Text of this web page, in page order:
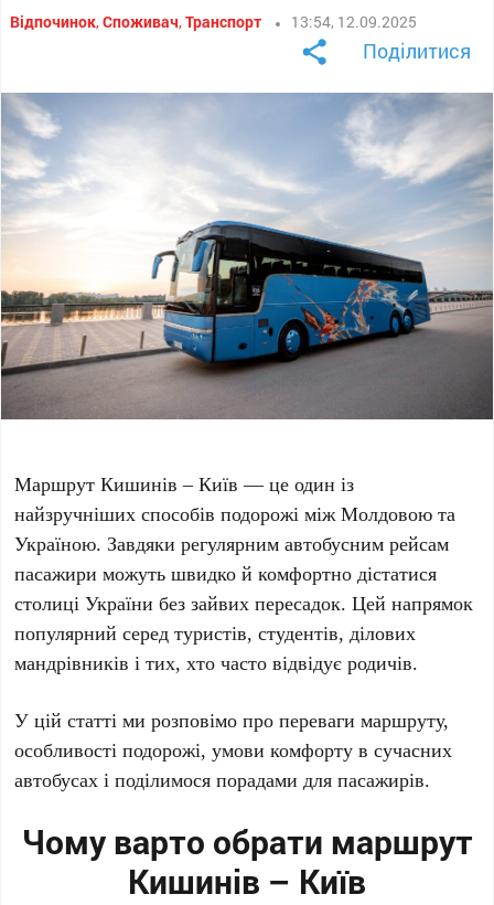
Відпочинок,Споживач,Транспорт 13:54, 12.09.2025
Поділитися
Маршрут Кишинів – Київ — це один із
найзручніших способів подорожі між Молдовою та
Україною. Завдяки регулярним автобусним рейсам
пасажири можуть швидко й комфортно дістатися
столиці України без зайвих пересадок. Цей напрямок
популярний серед туристів, студентів, ділових
мандрівників і тих, хто часто відвідує родичів.
У цій статті ми розповімо про переваги маршруту,
особливості подорожі, умови комфорту в сучасних
автобусах і поділимося порадами для пасажирів.
Чому варто обрати маршрут
Кишинів – Київ